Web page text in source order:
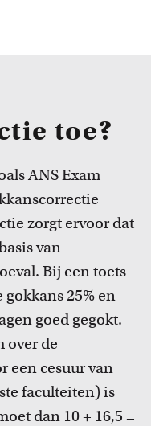
toe?
ANS Exam
zorgt ervoor dat
van
Bij een toets
gokkans 25% en
goed gegokt.
over de
een cesuur van
faculteiten) is
dan 10 + 16,5 =